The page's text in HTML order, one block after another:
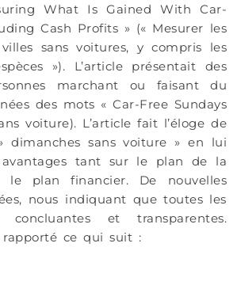
What Is Gained With Car-
Cash Profits » (« Mesurer les
sans voitures, y compris les
»). L’article présentait des
marchant ou faisant du
des mots « Car-Free Sundays
voiture). L’article fait l’éloge de
dimanches sans voiture » en lui
tant sur le plan de la
le plan financier. De nouvelles
nous indiquant que toutes les
concluantes et transparentes.
ce qui suit :